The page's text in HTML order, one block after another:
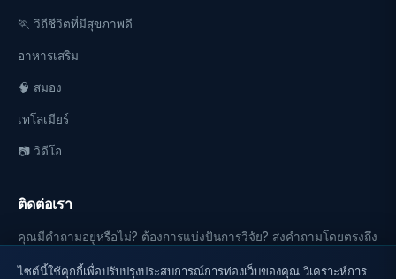
🏃 วิถีชีวิตที่มีสุขภาพดี
อาหารเสริม
🧠 สมอง
เทโลเมียร์
📷 วิดีโอ
ติดต่อเรา
คุณมีคำถามอยู่หรือไม่? ต้องการแบ่งปันการวิจัย? ส่งคำถามโดยตรงถึง
ไซต์นี้ใช้คุกกี้เพื่อปรับปรุงประสบการณ์การท่องเว็บของคุณ วิเคราะห์การ